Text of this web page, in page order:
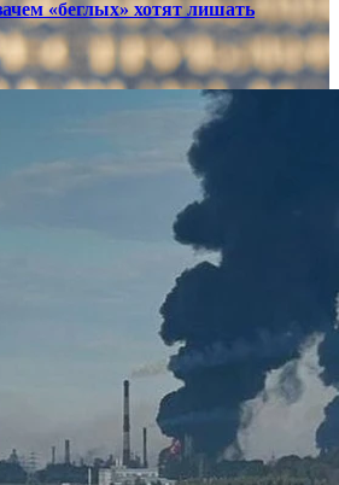
«беглых» хотят лишать